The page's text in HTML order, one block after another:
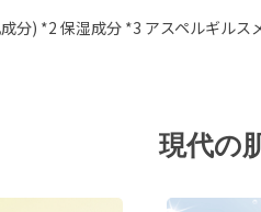
分) *2 保湿成分 *3 アスペルギルス
現代の